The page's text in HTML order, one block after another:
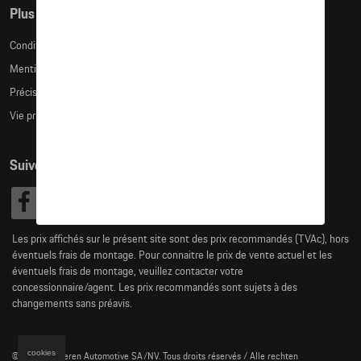
Plus d'informations
Conditions de vente
Mentions légales
Précision des tailles
Vie privée
Suivez nous
Les prix affichés sur le présent site sont des prix recommandés (TVAc), hors
éventuels frais de montage. Pour connaitre le prix de vente actuel et les
éventuels frais de montage, veuillez contacter votre
concessionnaire/agent. Les prix recommandés sont sujets à des
changements sans préavis.
© 2026 D'Ieteren Automotive SA/NV. Tous droits réservés / Alle rechten
cookies